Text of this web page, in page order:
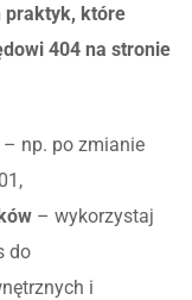
praktyk, które
404 na stronie
– np. po zmianie
– wykorzystaj
do
i